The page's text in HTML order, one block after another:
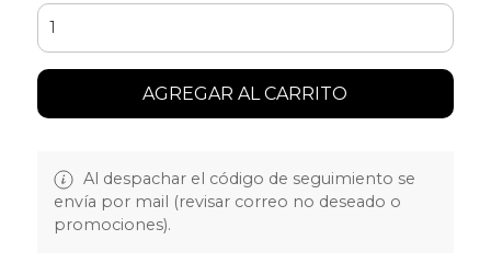
AGREGAR AL CARRITO
Al despachar el código de seguimiento se
envía por mail (revisar correo no deseado o
promociones).